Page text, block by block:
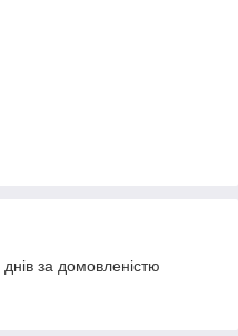
за домовленістю